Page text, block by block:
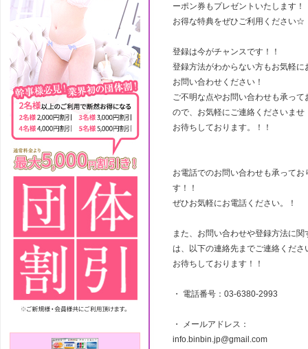
ーポン券もプレゼントいたします！
お得な特典をぜひご利用ください☆
登録は今がチャンスです！！
登録方法がわからない方もお気軽に
お問い合わせください！
ご不明な点やお問い合わせも承って
ので、お気軽にご連絡くださいませ
お待ちしております。！！
お電話でのお問い合わせも承ってお
す！！
ぜひお気軽にお電話ください。！
また、お問い合わせや登録方法に関
は、以下の連絡先までご連絡くださ
お待ちしております！！
・ 電話番号：03-6380-2993
・ メールアドレス：
info.binbin.jp@gmail.com